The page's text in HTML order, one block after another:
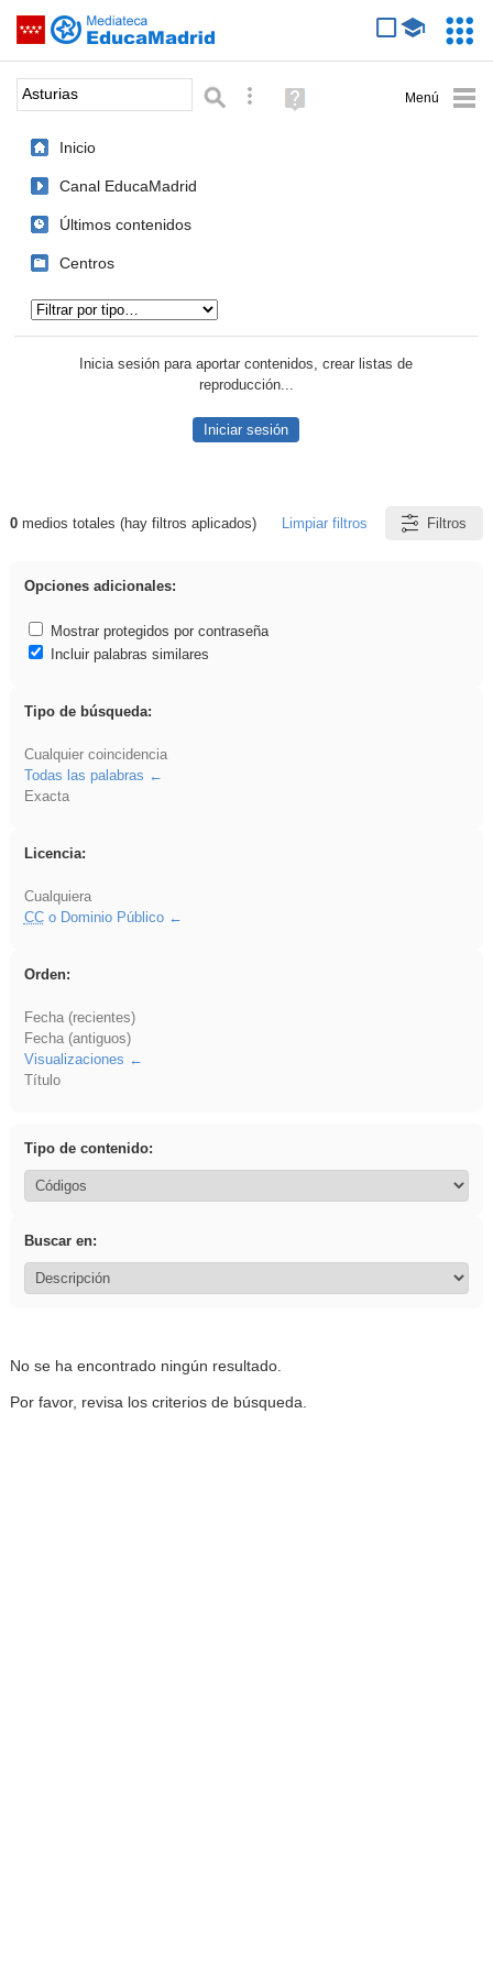
Saltar navegación
Palabra o frase: Búsqueda avanzada
Ayuda
(en
Inicio
Canal EducaMadrid
Últimos contenidos
Centros
Inicia sesión para aportar contenidos, crear listas de
reproducción...
Iniciar sesión
Resultados de: Asturias
0medios totales (hay filtros aplicados) Limpiar filtros Filtros
Opciones adicionales:
Mostrar protegidos por contraseña
Incluir palabras similares
Tipo de búsqueda:
Cualquier coincidencia
Todas las palabras
Exacta
Licencia:
Cualquiera
CCo Dominio Público
Orden:
Fecha (recientes)
Fecha (antiguos)
Visualizaciones
Título
Tipo de contenido:
Buscar en:
No se ha encontrado ningún resultado.
Por favor, revisa los criterios de búsqueda.